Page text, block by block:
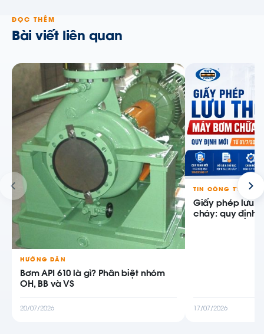
ĐỌC THÊM
Bài viết liên quan
HƯỚNG DẪN
Bơm API 610 là gì? Phân biệt nhóm
OH, BB và VS
20/07/2026
TIN CÔNG TY
Giấy phép lưu
cháy: quy định
17/07/2026